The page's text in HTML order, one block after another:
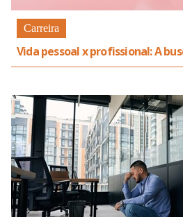
Carreira
Vida pessoal x profissional: A